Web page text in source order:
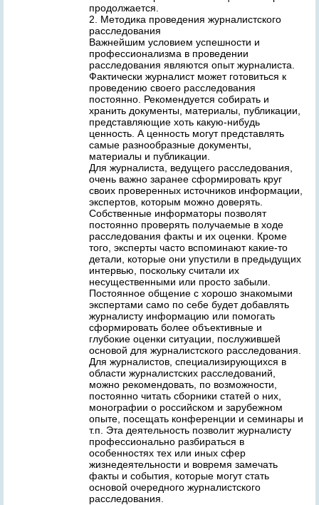
продолжается.
2. Методика проведения журналистского
расследования
Важнейшим условием успешности и
профессионализма в проведении
расследования являются опыт журналиста.
Фактически журналист может готовиться к
проведению своего расследования
постоянно. Рекомендуется собирать и
хранить документы, материалы, публикации,
представляющие хоть какую-нибудь
ценность. А ценность могут представлять
самые разнообразные документы,
материалы и публикации.
Для журналиста, ведущего расследования,
очень важно заранее сформировать круг
своих проверенных источников информации,
экспертов, которым можно доверять.
Собственные информаторы позволят
постоянно проверять получаемые в ходе
расследования факты и их оценки. Кроме
того, эксперты часто вспоминают какие-то
детали, которые они упустили в предыдущих
интервью, поскольку считали их
несущественными или просто забыли.
Постоянное общение с хорошо знакомыми
экспертами само по себе будет добавлять
журналисту информацию или помогать
сформировать более объективные и
глубокие оценки ситуации, послужившей
основой для журналистского расследования.
Для журналистов, специализирующихся в
области журналистских расследований,
можно рекомендовать, по возможности,
постоянно читать сборники статей о них,
монографии о российском и зарубежном
опыте, посещать конференции и семинары и
т.п. Эта деятельность позволит журналисту
профессионально разбираться в
особенностях тех или иных сфер
жизнедеятельности и вовремя замечать
факты и события, которые могут стать
основой очередного журналистского
расследования.